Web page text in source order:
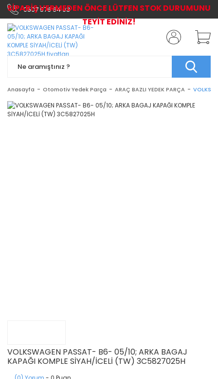
0507 576 64 03
Anasayfa Otomotiv Yedek Parça ARAÇ BAZLI YEDEK PARÇA
VOLKSWAGEN PASSAT- B6- 05/10; ARKA BAGAJ
KAPAĞI KOMPLE SİYAH/İCELİ (TW) 3C5827025H
SİPARİŞ VERMEDEN ÖNCE LÜTFEN STOK DURUMUNU
TEYİT EDİNİZ!